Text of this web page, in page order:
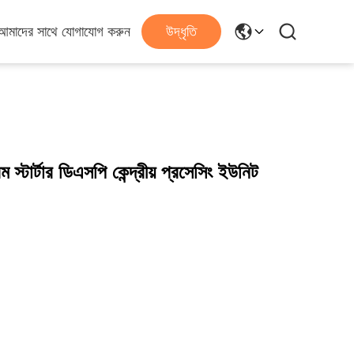
সাথে যোগাযোগ করুন উদ্ধৃতি
ডিএসপি কেন্দ্রীয় প্রসেসিং ইউনিট